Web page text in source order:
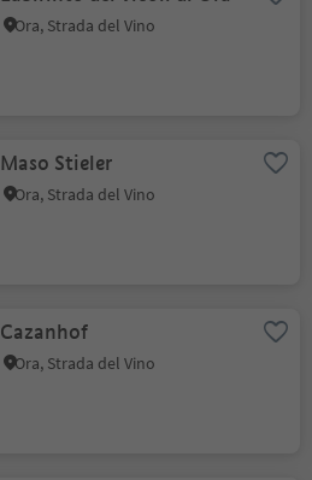
Ora, Strada del Vino
Maso Stieler
Ora, Strada del Vino
Cazanhof
Ora, Strada del Vino